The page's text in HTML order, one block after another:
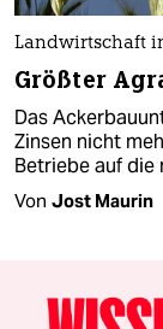
Landwirtschaft
Größter
Das
Zinsen nicht
Betriebe auf die
Von Jost Maurin